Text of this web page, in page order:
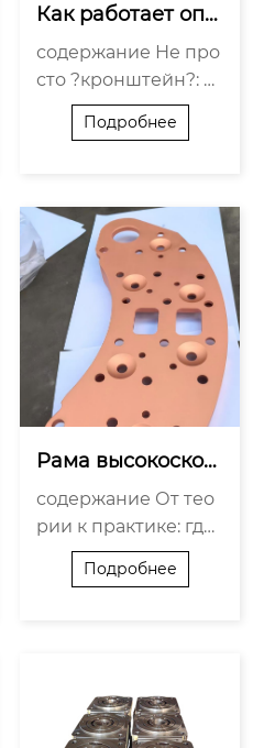
Как работает опо
ра высокоскорост
ного железнодор
ожного тормоза?
содержание Не про
сто ?кронштейн?: чт
о скрывает опора М
атериал: почему не
ностью: монтаж и эк
сплуатационные ?к
осяки? Взаимодейс
твие с системой: оп
ора не остров П...
Подробнее
Рама высокоскор
остного тормоза:
инновации и ухо
д?
содержание От тео
рии к практике: где
кроется подвох? Ин
новации: что реаль
тые процедуры Слу
чай из практики: ког
Подробнее